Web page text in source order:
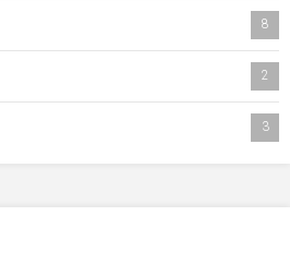
8
2
3